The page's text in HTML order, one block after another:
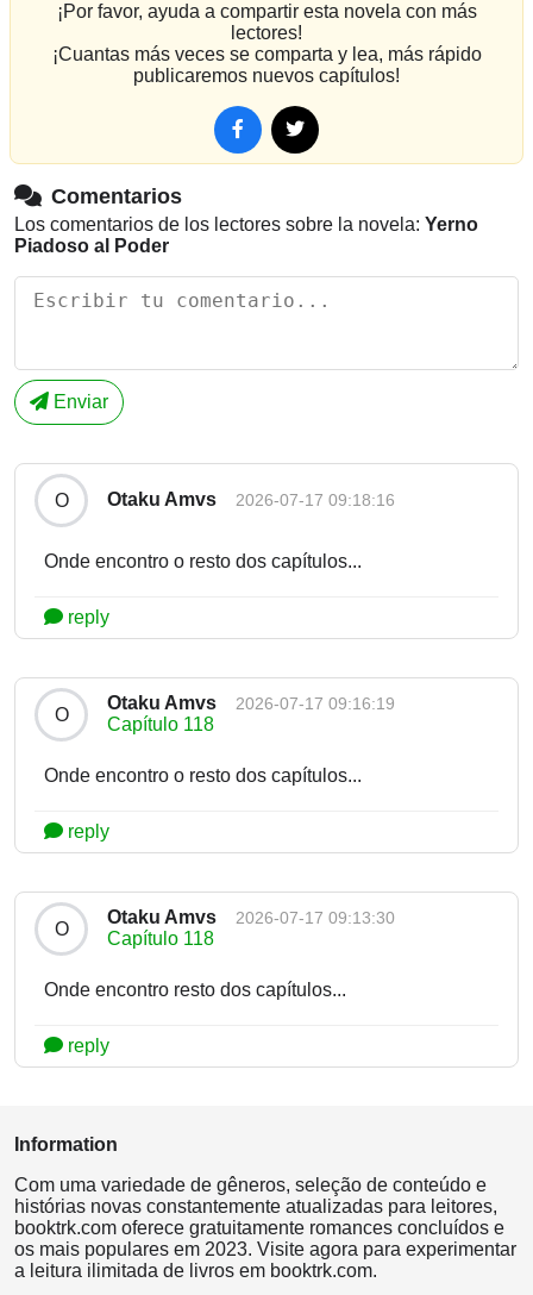
¡Por favor, ayuda a compartir esta novela con más
lectores!
¡Cuantas más veces se comparta y lea, más rápido
publicaremos nuevos capítulos!
Comentarios
Los comentarios de los lectores sobre la novela: Yerno
Piadoso al Poder
Enviar
O Otaku Amvs 2026-07-17 09:18:16
Onde encontro o resto dos capítulos...
reply
O
Otaku Amvs 2026-07-17 09:16:19
Capítulo 118
Onde encontro o resto dos capítulos...
reply
O
Otaku Amvs 2026-07-17 09:13:30
Capítulo 118
Onde encontro resto dos capítulos...
reply
Information
Com uma variedade de gêneros, seleção de conteúdo e
histórias novas constantemente atualizadas para leitores,
booktrk.com oferece gratuitamente romances concluídos e
os mais populares em 2023. Visite agora para experimentar
a leitura ilimitada de livros em booktrk.com.